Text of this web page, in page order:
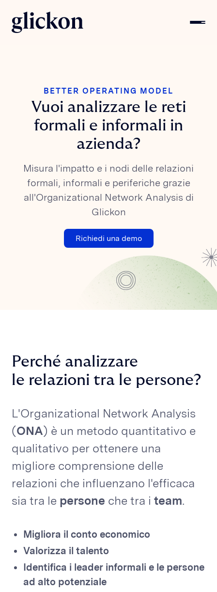
BETTER OPERATING MODEL
Vuoi analizzare le reti
formali e informali in
azienda?
Misura l'impatto e i nodi delle relazioni
formali, informali e periferiche grazie
all'Organizational Network Analysis di
Glickon
Richiedi una demo
Perché analizzare
le relazioni tra le persone?
L'Organizational Network Analysis
(ONA) è un metodo quantitativo e
qualitativo per ottenere una
migliore comprensione delle
relazioni che influenzano l'efficaca
sia tra le persone che tra i team.
Migliora il conto economico
Valorizza il talento
Identifica i leader informali e le persone
ad alto potenziale